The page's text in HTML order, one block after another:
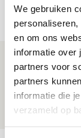
We gebruiken
en om ons
informatie over
partners voor
partners
informatie die
verzameld op
08 AUGUSTUS 2026 -
NIEUWS
Spelen bij
maakt
08 AUGUSTUS 2026 -
NIEUWS